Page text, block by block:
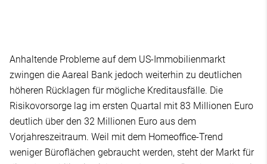
Anhaltende Probleme auf dem US-Immobilienmarkt
zwingen die Aareal Bank jedoch weiterhin zu deutlichen
höheren Rücklagen für mögliche Kreditausfälle. Die
Risikovorsorge lag im ersten Quartal mit 83 Millionen Euro
deutlich über den 32 Millionen Euro aus dem
Vorjahreszeitraum. Weil mit dem Homeoffice-Trend
weniger Büroflächen gebraucht werden, steht der Markt für